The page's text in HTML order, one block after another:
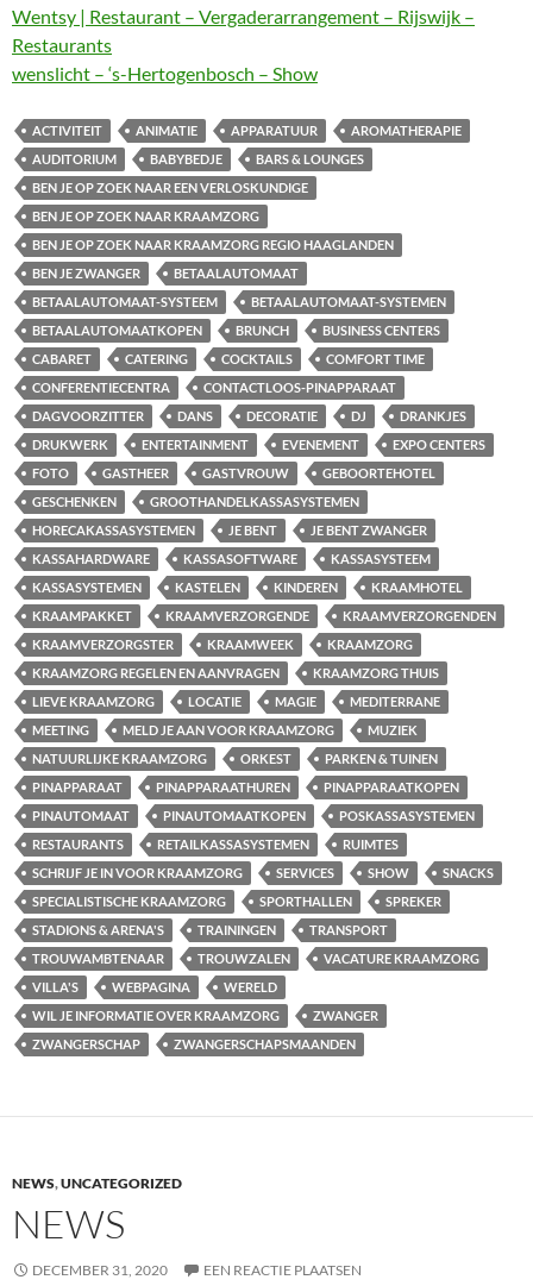
Wentsy | Restaurant – Vergaderarrangement – Rijswijk –
Restaurants
wenslicht – ‘s-Hertogenbosch – Show
ACTIVITEIT ANIMATIE APPARATUUR
AROMATHERAPIE
AUDITORIUM
BABYBEDJE
BARS & LOUNGES
BEN JE OP ZOEK NAAR EEN VERLOSKUNDIGE
BEN JE OP ZOEK NAAR KRAAMZORG
BEN JE OP ZOEK NAAR KRAAMZORG REGIO HAAGLANDEN
BEN JE ZWANGER
BETAALAUTOMAAT
BETAALAUTOMAAT-SYSTEEM
BETAALAUTOMAAT-SYSTEMEN
BETAALAUTOMAATKOPEN
BRUNCH
BUSINESS CENTERS
CABARET
CATERING COCKTAILS
COMFORT TIME
CONFERENTIECENTRA
CONTACTLOOS-PINAPPARAAT
DAGVOORZITTER
DANS DECORATIE DJ
DRANKJES
DRUKWERK
ENTERTAINMENT EVENEMENT
EXPO CENTERS
FOTO
GASTHEER GASTVROUW
GEBOORTEHOTEL
GESCHENKEN
GROOTHANDELKASSASYSTEMEN
HORECAKASSASYSTEMEN
JE BENT
JE BENT ZWANGER
KASSAHARDWARE
KASSASOFTWARE
KASSASYSTEEM
KASSASYSTEMEN
KASTELEN KINDEREN
KRAAMHOTEL
KRAAMPAKKET
KRAAMVERZORGENDE
KRAAMVERZORGENDEN
KRAAMVERZORGSTER
KRAAMWEEK
KRAAMZORG
KRAAMZORG REGELEN EN AANVRAGEN
KRAAMZORG THUIS
LIEVE KRAAMZORG
LOCATIE MAGIE
MEDITERRANE
MEETING
MELD JE AAN VOOR KRAAMZORG
MUZIEK
NATUURLIJKE KRAAMZORG
ORKEST
PARKEN & TUINEN
PINAPPARAAT
PINAPPARAATHUREN
PINAPPARAATKOPEN
PINAUTOMAAT
PINAUTOMAATKOPEN
POSKASSASYSTEMEN
RESTAURANTS
RETAILKASSASYSTEMEN
RUIMTES
SCHRIJF JE IN VOOR KRAAMZORG
SERVICES SHOW
SNACKS
SPECIALISTISCHE KRAAMZORG
SPORTHALLEN
SPREKER
STADIONS & ARENA'S
TRAININGEN
TRANSPORT
TROUWAMBTENAAR
TROUWZALEN
VACATURE KRAAMZORG
VILLA'S
WEBPAGINA
WERELD
WIL JE INFORMATIE OVER KRAAMZORG
ZWANGER
ZWANGERSCHAP
ZWANGERSCHAPSMAANDEN
NEWS,UNCATEGORIZED
NEWS
DECEMBER 31, 2020 EEN REACTIE PLAATSEN